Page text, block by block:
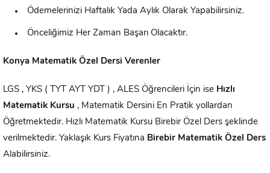
Ödemelerinizi Haftalık Yada Aylık Olarak Yapabilirsiniz.
Önceliğimiz Her Zaman Başarı Olacaktır.
Konya Matematik Özel Dersi Verenler
LGS , YKS ( TYT AYT YDT ) , ALES Öğrencileri İçin ise Hızlı
Matematik Kursu , Matematik Dersini En Pratik yollardan
Öğretmektedir. Hızlı Matematik Kursu Birebir Özel Ders şeklinde
verilmektedir. Yaklaşık Kurs Fiyatına Birebir Matematik Özel Ders
Alabilirsiniz.